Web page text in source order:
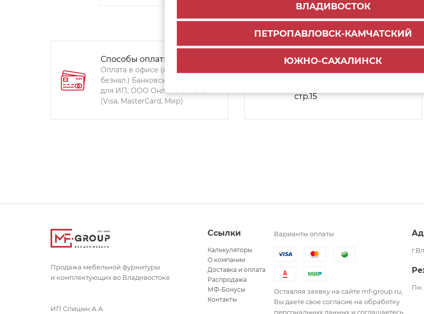
ВЛАДИВОСТОК
ПЕТРОПАВЛОВСК-КАМЧАТСКИЙ
ЮЖНО-САХАЛИНСК
Способы оплаты:
Оплата в офисе (наличными,
безнал.) Банковский перевод
для ИП, ООО Онлайн-оплата
(Visa, MasterCard, Мир)
Способы доставки:
По городу:1500 руб.
стр.15
Продажа мебельной фурнитуры
и комплектующих во Владивостоке
ИП Спицын А.А
Ссылки
Калькуляторы
О компании
Доставка и оплата
Распродажа
МФ-Бонусы
Контакты
Варианты оплаты
Оставляя заявку на сайте mf-group.ru,
Вы даете свое согласие на обработку
персональных данных и соглашаетесь
Пн.